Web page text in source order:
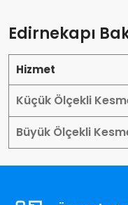
Edirnekapı
Hizmet
Küçük Ölçekli
Büyük Ölçekli